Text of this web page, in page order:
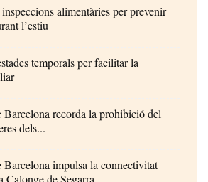
alimentàries per prevenir
l’estiu
temporals per facilitar la
recorda la prohibició del
dels...
impulsa la connectivitat
Calonge de Segarra